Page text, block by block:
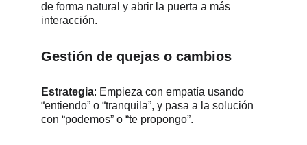
de forma natural y abrir la puerta a más
interacción.
Gestión de quejas o cambios
Estrategia: Empieza con empatía usando
“entiendo” o “tranquila”, y pasa a la solución
con “podemos” o “te propongo”.